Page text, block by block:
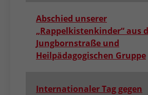
Abschied unserer
„Rappelkistenkinder“ aus
Jungbornstraße und
Heilpädagogischen Gruppe
Internationaler Tag gegen